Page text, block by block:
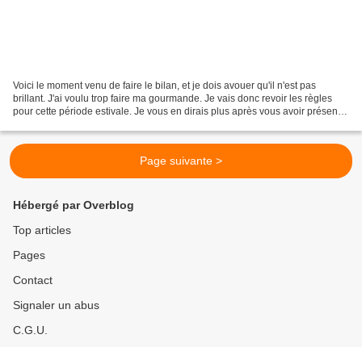
Voici le moment venu de faire le bilan, et je dois avouer qu'il n'est pas
brillant. J'ai voulu trop faire ma gourmande. Je vais donc revoir les règles
pour cette période estivale. Je vous en dirais plus après vous avoir présenter
Page suivante >
Hébergé par Overblog
Top articles
Pages
Contact
Signaler un abus
C.G.U.